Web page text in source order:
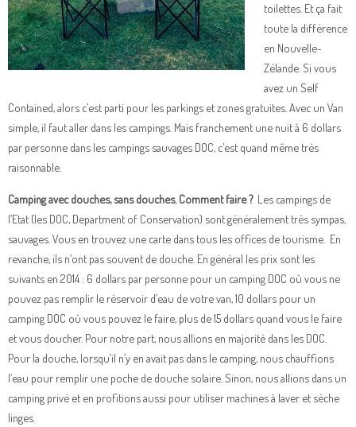
toilettes. Et ça fait
toute la différence
en Nouvelle-
Zélande. Si vous
avez un Self
Contained, alors c’est parti pour les parkings et zones gratuites. Avec un Van
simple, il faut aller dans les campings. Mais franchement une nuit à 6 dollars
par personne dans les campings sauvages DOC, c’est quand même très
raisonnable.
Camping avec douches, sans douches. Comment faire ? Les campings de
l’Etat (les DOC, Department of Conservation) sont généralement très sympas,
sauvages. Vous en trouvez une carte dans tous les offices de tourisme. En
revanche, ils n’ont pas souvent de douche. En général les prix sont les
suivants en 2014 : 6 dollars par personne pour un camping DOC où vous ne
pouvez pas remplir le réservoir d’eau de votre van, 10 dollars pour un
camping DOC où vous pouvez le faire, plus de 15 dollars quand vous le faire
et vous doucher. Pour notre part, nous allions en majorité dans les DOC.
Pour la douche, lorsqu’il n’y en avait pas dans le camping, nous chauffions
l’eau pour remplir une poche de douche solaire. Sinon, nous allions dans un
camping privé et en profitions aussi pour utiliser machines à laver et sèche
linges.